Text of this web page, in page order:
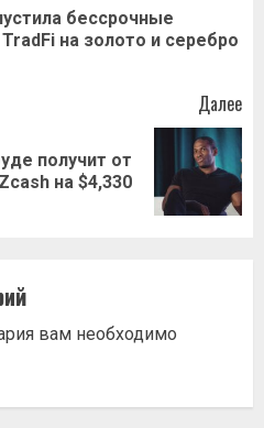
бессрочные
на золото и серебро
Далее
получит от
на $4,330
вам необходимо